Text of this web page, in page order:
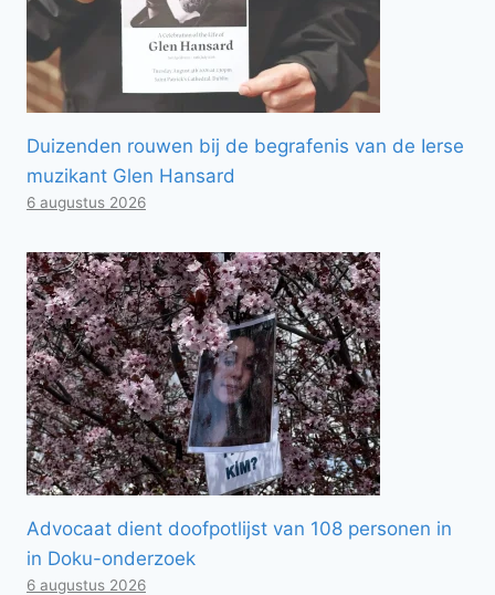
Duizenden rouwen bij de begrafenis van de Ierse
muzikant Glen Hansard
6 augustus 2026
Advocaat dient doofpotlijst van 108 personen in
in Doku-onderzoek
6 augustus 2026